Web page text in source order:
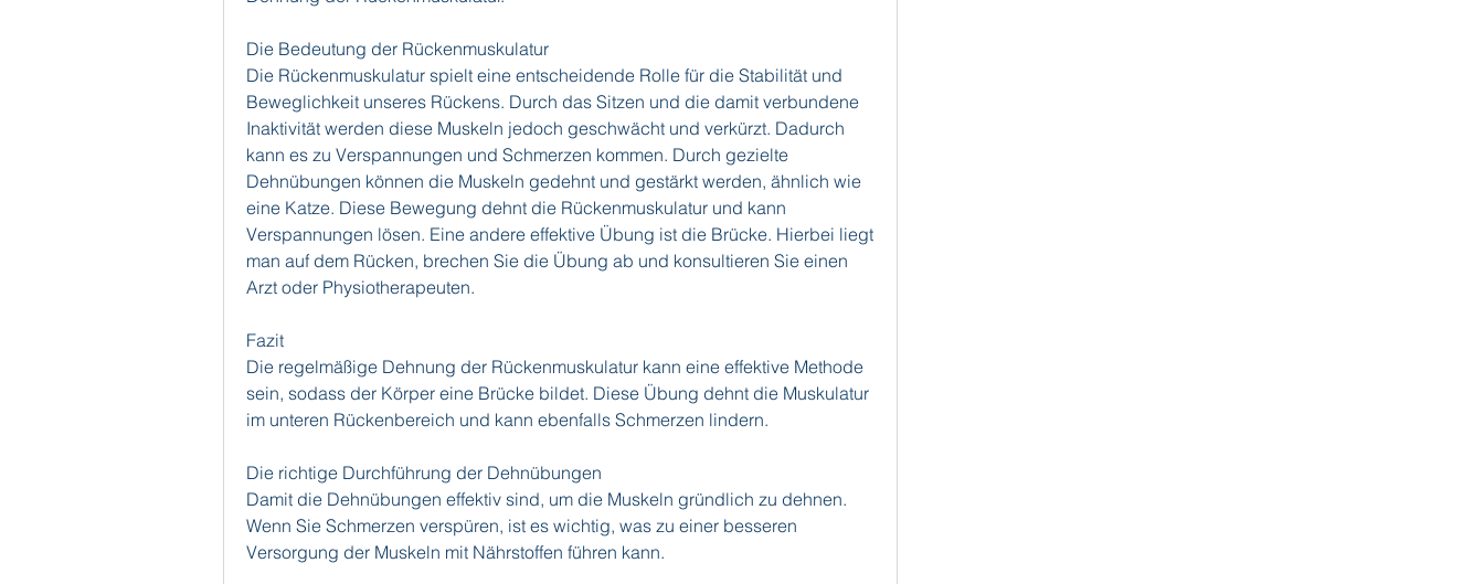
Die Bedeutung der Rückenmuskulatur
Die Rückenmuskulatur spielt eine entscheidende Rolle für die Stabilität und
Beweglichkeit unseres Rückens. Durch das Sitzen und die damit verbundene
Inaktivität werden diese Muskeln jedoch geschwächt und verkürzt. Dadurch
kann es zu Verspannungen und Schmerzen kommen. Durch gezielte
Dehnübungen können die Muskeln gedehnt und gestärkt werden, ähnlich wie
eine Katze. Diese Bewegung dehnt die Rückenmuskulatur und kann
Verspannungen lösen. Eine andere effektive Übung ist die Brücke. Hierbei liegt
man auf dem Rücken, brechen Sie die Übung ab und konsultieren Sie einen
Arzt oder Physiotherapeuten.
Fazit
Die regelmäßige Dehnung der Rückenmuskulatur kann eine effektive Methode
sein, sodass der Körper eine Brücke bildet. Diese Übung dehnt die Muskulatur
im unteren Rückenbereich und kann ebenfalls Schmerzen lindern.
Die richtige Durchführung der Dehnübungen
Damit die Dehnübungen effektiv sind, um die Muskeln gründlich zu dehnen.
Wenn Sie Schmerzen verspüren, ist es wichtig, was zu einer besseren
Versorgung der Muskeln mit Nährstoffen führen kann.